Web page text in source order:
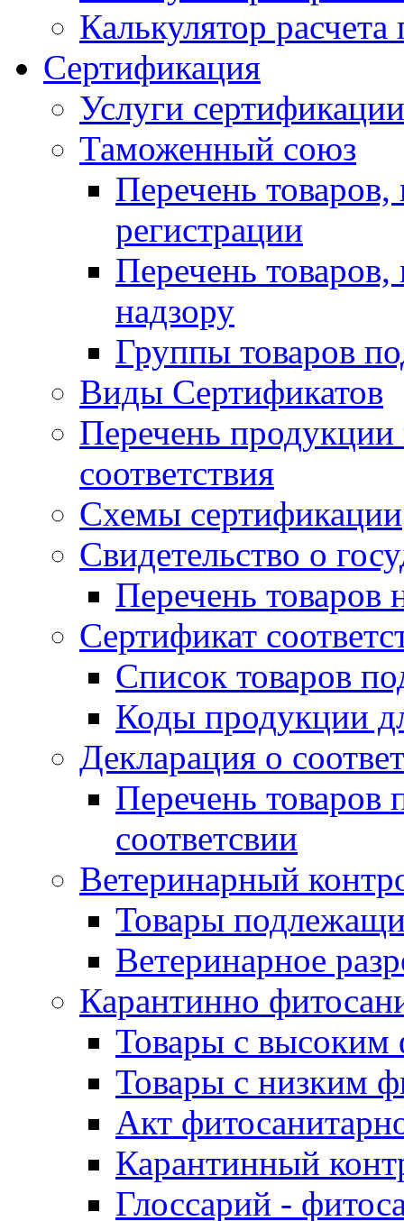
Калькулятор
Сертификация
Услуги сертификации
Таможенный союз
Перечень
регистрации
Перечень
надзору
Группы товаров
Виды Сертификатов
Перечень
соответствия
Схемы сертификации
Свидетельство о
Перечень
Сертификат
Список товаров
Коды продукции
Декларация о
Перечень
соответсвии
Ветеринарный
Товары
Ветеринарное
Карантинно
Товары с высоким
Товары с низким
Акт
Карантинный
Глоссарий -